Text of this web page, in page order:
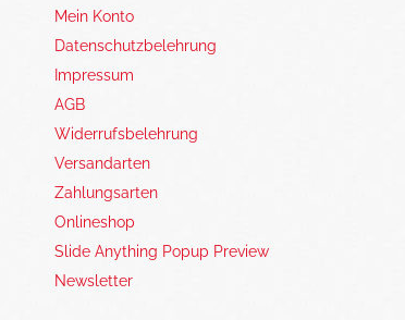
Mein Konto
Datenschutzbelehrung
Impressum
AGB
Widerrufsbelehrung
Versandarten
Zahlungsarten
Onlineshop
Slide Anything Popup Preview
Newsletter